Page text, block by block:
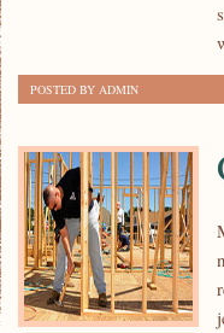
POSTED BY ADMIN